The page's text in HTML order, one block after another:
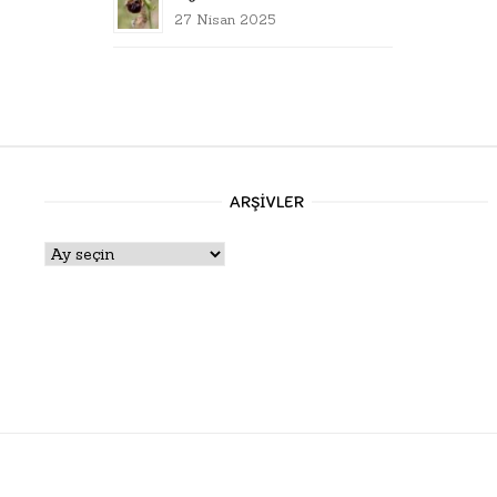
27 Nisan 2025
ARŞIVLER
Arşivler